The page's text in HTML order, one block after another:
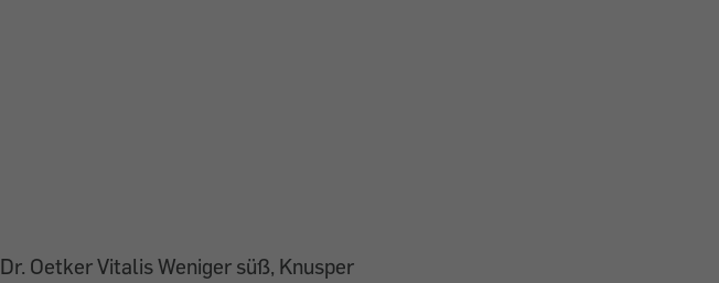
Dr. Oetker Vitalis Weniger süß, Knusper